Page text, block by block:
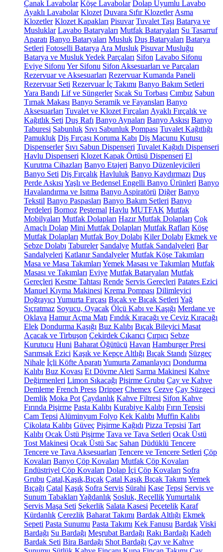
Çanak Lavabolar Köşe Lavabolar Dolap Uyumlu Lavabo
Ayaklı Lavabolar Klozet Duvara Sıfır Klozetler Asma
Klozetler Klozet Kapakları Pisuvar Tuvalet Taşı Batarya ve
Musluklar Lavabo Bataryaları Mutfak Bataryaları Su Tasarruf
Aparatı Banyo Bataryaları Musluk Duş Bataryaları Batarya
Setleri Fotoselli Batarya Ara Musluk Pisuvar Musluğu
Batarya ve Musluk Yedek Parçaları Sifon Lavabo Sifonu
Eviye Sifonu Yer Sifonu Sifon Aksesuarları ve Parçaları
Rezervuar ve Aksesuarları Rezervuar Kumanda Paneli
Rezervuar Seti Rezervuar İç Takımı Banyo Bakım Setleri
Yara Bandı Lif ve Süngerler Sıcak Su Torbası Cımbız Sabun
Tırnak Makası Banyo Seramik ve Fayansları Banyo
Aksesuarları Tuvalet ve Klozet Fırçaları Ayaklı Fırçalık ve
Kağıtlık Seti Duş Rafı Banyo Aynaları Banyo Askısı Banyo
Taburesi Sabunluk Sıvı Sabunluk Pompası Tuvalet Kağıtlığı
Pamukluk Diş Fırçası Koruma Kabı Diş Macunu Kutusu
Dispenserler Sıvı Sabun Dispenseri Tuvalet Kağıdı Dispenseri
Havlu Dispenseri Klozet Kapak Örtüsü Dispenseri El
Kurutma Cihazları Banyo Etajeri Banyo Düzenleyicileri
Banyo Seti Diş Fırçalık Havluluk Banyo Kaydırmazı Duş
Perde Askısı Yaşlı ve Bedensel Engelli Banyo Ürünleri Banyo
Havalandırma ve Isıtma Banyo Aspiratörü Diğer Banyo
Tekstil Banyo Paspasları Banyo Bakım Setleri Banyo
Perdeleri Bornoz Peştemal Havlu MUTFAK Mutfak
Mobilyaları Mutfak Dolapları Hazır Mutfak Dolapları Çok
Amaçlı Dolap Mini Mutfak Dolapları Mutfak Rafları Köşe
Mutfak Dolapları Mutfak Boy Dolabı Kiler Dolabı Ekmek ve
Sebze Dolabı Tabureler Sandalye Mutfak Sandalyeleri Bar
Sandalyeleri Katlanır Sandalyeler Mutfak Köşe Takımları
Masa ve Masa Takımları Yemek Masası ve Takımları Mutfak
Masası ve Takımları Eviye Mutfak Bataryaları Mutfak
Gereçleri Kesme Tahtası Rende Servis Gereçleri Patates Ezici
Manuel Kıyma Makinesi Krema Pompası Dilimleyici
Doğrayıcı Yumurta Fırçası Bıçak ve Bıçak Setleri Yağ
Sıçratmaz Soyucu, Oyacak Ölçü Kabı ve Kaşığı Merdane ve
Oklava Hamur Açma Matı Fındık Kıracağı ve Ceviz Kıracağı
Elek Dondurma Kaşığı Buz Kalıbı Bıçak Bileyici Masat
Açacak ve Tirbuşon Çekirdek Çıkarıcı Çırpıcı Sebze
Kurutucu Huni Baharat Öğütücü Havan Hamburger Presi
Sarımsak Ezici Kaşık ve Kepçe Altlığı Bıçak Standı Süzgeç
Nihale İçli Köfte Aparatı Yumurta Zamanlayıcı Dondurma
Kalıbı Buz Kovası Et Dövme Aleti Sarma Makinesi Kahve
Değirmenleri Limon Sıkacağı Pişirme Grubu Çay ve Kahve
Demleme French Press Dripper Chemex Cezve Çay Süzgeci
Demlik Moka Pot Çaydanlık Kahve Filtresi Sifon Kahve
Fırında Pişirme Pasta Kalıbı Kurabiye Kalıbı Fırın Tepsisi
Cam Tepsi Alüminyum Folyo Kek Kalıbı Muffin Kalıbı
Çikolata Kalıbı Güveç Pişirme Kağıdı Pizza Tepsisi Tart
Kalıbı Ocak Üstü Pişirme Tava ve Tava Setleri Ocak Üstü
Tost Makinesi Ocak Üstü Sac Sahan Düdüklü Tencere
Tencere ve Tava Aksesuarları Tencere ve Tencere Setleri Çöp
Kovaları Banyo Çöp Kovaları Mutfak Çöp Kovaları
Endüstriyel Çöp Kovaları Dolap İçi Çöp Kovaları Sofra
Grubu Çatal,Kaşık,Bıçak Çatal Kaşık Bıçak Takımı Yemek
Bıçağı Çatal Kaşık Sofra Servis Sürahi Kase Tepsi Servis ve
Sunum Tabakları Yağdanlık Sosluk, ReçellikYumurtalık
Servis Maşa Seti Şekerlik Salata Kasesi Peçetelik Karaf
Kürdanlık Çerezlik Baharat Takımı Bardak Altlığı Ekmek
Sepeti Pasta Sunumu Pasta Takımı Kek Fanusu Bardak Viski
Bardağı Su Bardağı Meşrubat Bardağı Rakı Bardağı Kadeh
Bardak Seti Bira Bardağı Shot Bardağı Çay ve Kahve